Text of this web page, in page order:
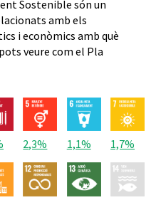
Sostenible són un
amb els
i econòmics amb què
veure com el Pla
2,3% 1,1% 1,7%